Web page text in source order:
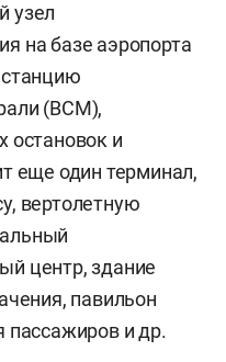
становится не
а центральной
или города.
торговые и
районы и
объединяет в
жизнь,
и
модель
узел
на базе аэропорта
станцию
(ВСМ),
остановок и
еще один терминал,
вертолетную
центр, здание
павильон
пассажиров и др.